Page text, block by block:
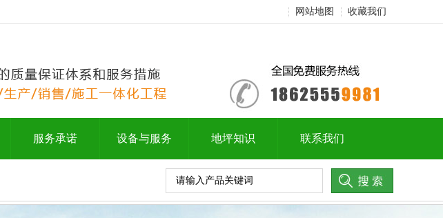
网站地图 收藏我们
服务承诺 设备与服务 地坪知识 联系我们